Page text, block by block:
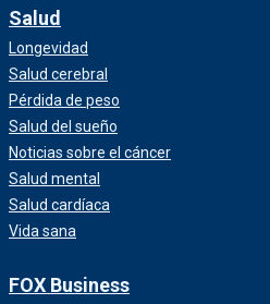
Salud
Longevidad
Salud cerebral
Pérdida de peso
Salud del sueño
Noticias sobre el cáncer
Salud mental
Salud cardíaca
Vida sana
FOX Business